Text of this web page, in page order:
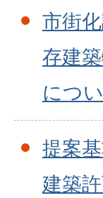
市街
存建
につ
提案
建築